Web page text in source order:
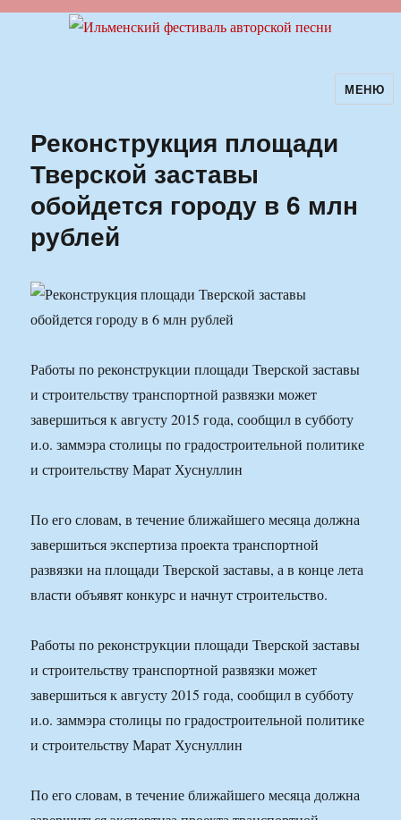
Ильменский фестиваль авторскойМЕНЮ
Реконструкция площади
Тверской заставы
обойдется городу в 6 млн
рублей
Работы по реконструкции площади Тверской заставы
и строительству транспортной развязки может
завершиться к августу 2015 года, сообщил в субботу
и.о. заммэра столицы по градостроительной политике
и строительству Марат Хуснуллин
По его словам, в течение ближайшего месяца должна
завершиться экспертиза проекта транспортной
развязки на площади Тверской заставы, а в конце лета
власти объявят конкурс и начнут строительство.
Работы по реконструкции площади Тверской заставы
и строительству транспортной развязки может
завершиться к августу 2015 года, сообщил в субботу
и.о. заммэра столицы по градостроительной политике
и строительству Марат Хуснуллин
По его словам, в течение ближайшего месяца должна